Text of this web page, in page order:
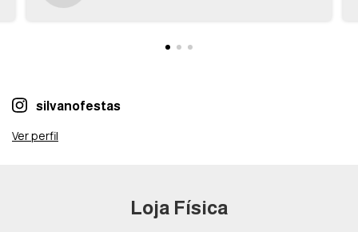
silvanofestas
Ver perfil
Loja Física